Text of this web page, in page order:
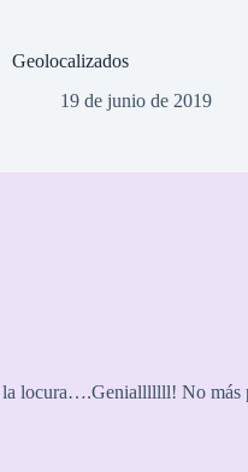
Geolocalizados
19 de junio de 2019
locura….Genialllllll! No más